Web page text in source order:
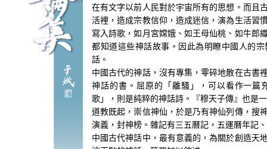
在有文字以前人民對於宇宙所有的思想。而且
活裡，造成宗教信仰，造成迷信，演為生活習
寫入詩歌，如月宮嫦娥、如王母仙桃、如牛郎
都知道這些神話故事。因此為明瞭中國人的
話。
中國古代的神話，沒有專集，零碎地散在古書
神話的書。屈原的「離騷」，可以看作一篇
歌」，則是純粹的神話詩。『穆天子傳』也是
道教既起，崇信神仙，於是乃有神仙列傳，搜
演義，封神榜。雜記有三五曆記，五運曆年記
中國古代神話中，最有意義的，為關於創造天